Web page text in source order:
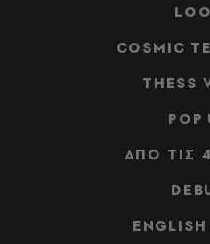
COSMIC
THESS
POP
ΑΠΟ ΤΙΣ